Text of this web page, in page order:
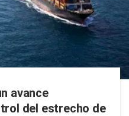
avance
del estrecho de